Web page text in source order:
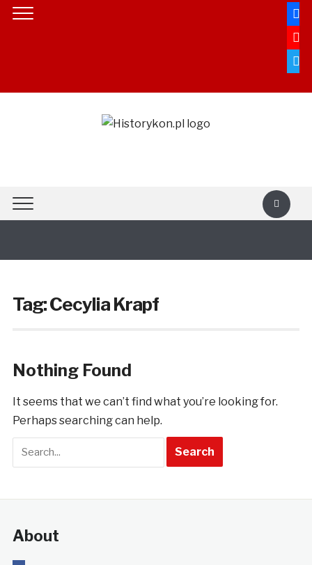
Tag:Cecylia Krapf
Nothing Found
It seems that we can’t find what you’re looking for.
Perhaps searching can help.
About